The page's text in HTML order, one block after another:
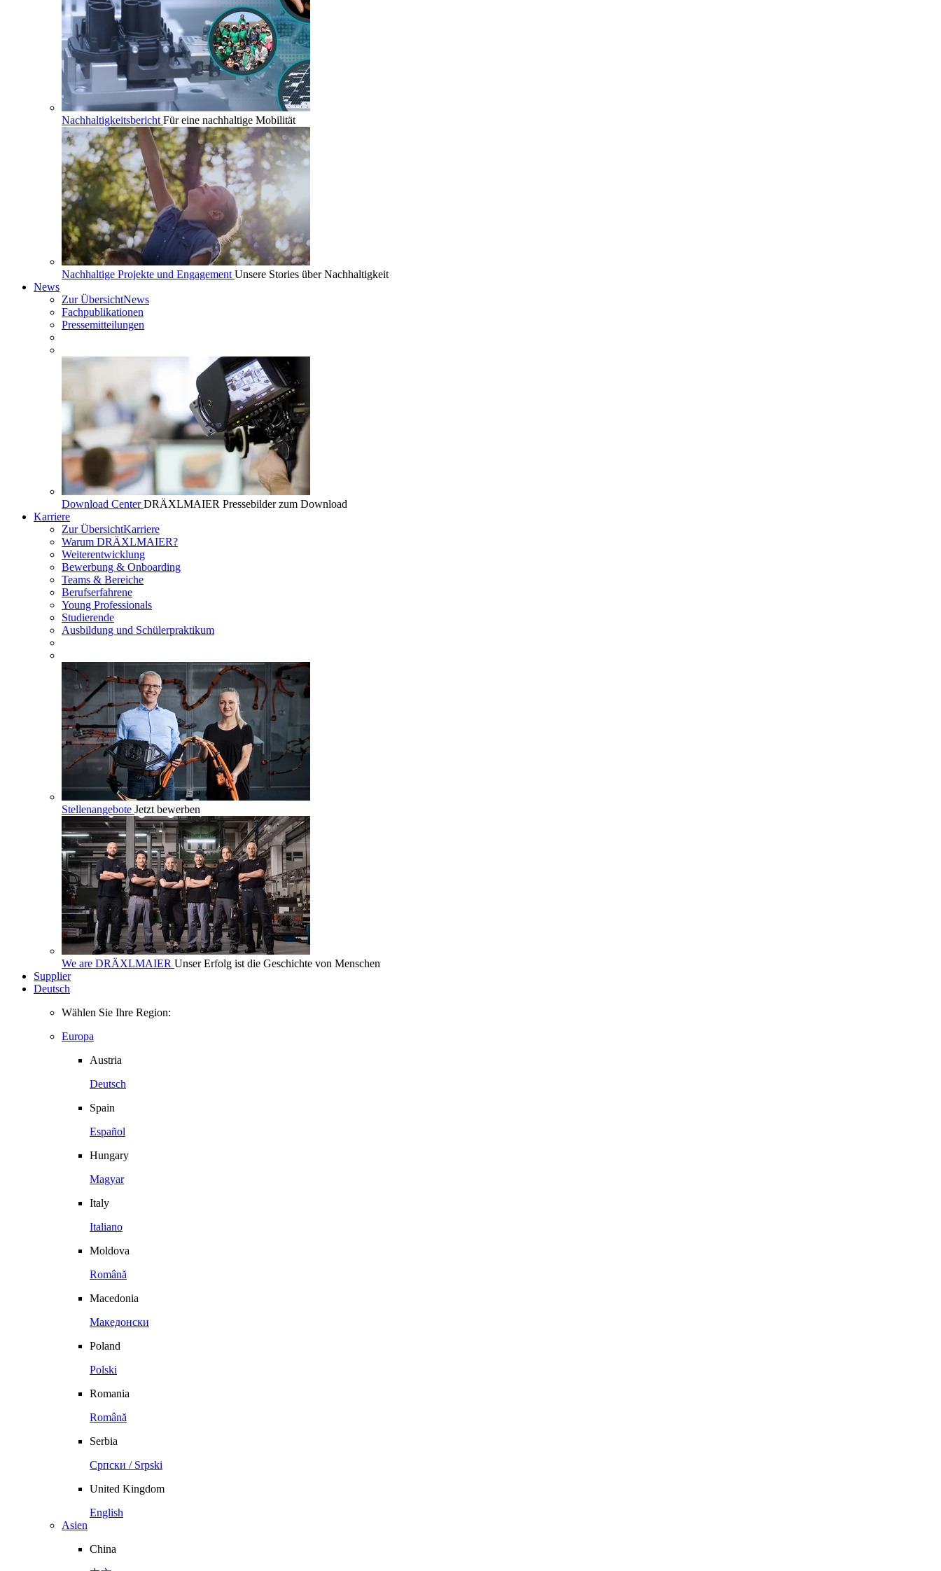
Nachhaltigkeitsbericht Für eine nachhaltige Mobilität
Nachhaltige Projekte und Engagement Unsere Stories über Nachhaltigkeit
News
Zur ÜbersichtNews
Fachpublikationen
Pressemitteilungen
Download CenterDRÄXLMAIER Pressebilder zum Download
Karriere
Zur ÜbersichtKarriere
Warum DRÄXLMAIER?
Weiterentwicklung
Bewerbung & Onboarding
Teams & Bereiche
Berufserfahrene
Young Professionals
Studierende
Ausbildung und Schülerpraktikum
Stellenangebote Jetzt bewerben
We are DRÄXLMAIER Unser Erfolg ist die Geschichte von Menschen
Supplier
Deutsch
Wählen Sie Ihre Region:
Europa
Austria
Deutsch
Spain
Español
Hungary
Magyar
Italy
Italiano
Moldova
Română
Macedonia
Македонски
Poland
Polski
Romania
Română
Serbia
Српски / Srpski
United Kingdom
English
Asien
China